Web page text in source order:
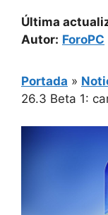
Última
Autor: ForoPC
Portada »
26.3 Beta 1: